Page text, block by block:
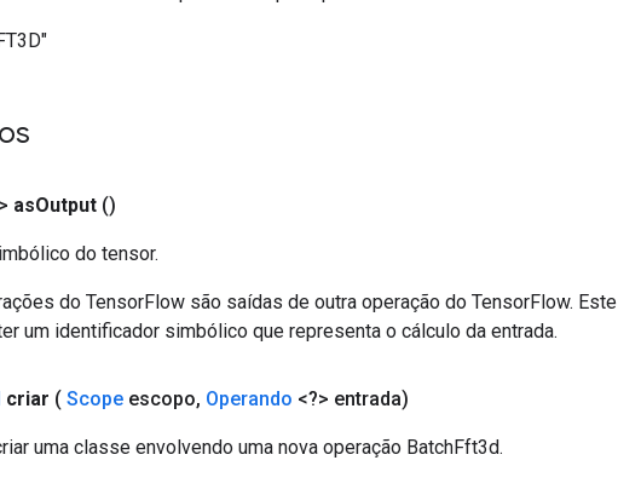
> asOutput ()
do tensor.
do TensorFlow são saídas de outra operação do TensorFlow. Este
um identificador simbólico que representa o cálculo da entrada.
criar ( Scope escopo, Operando <?> entrada)
uma classe envolvendo uma nova operação BatchFft3d.